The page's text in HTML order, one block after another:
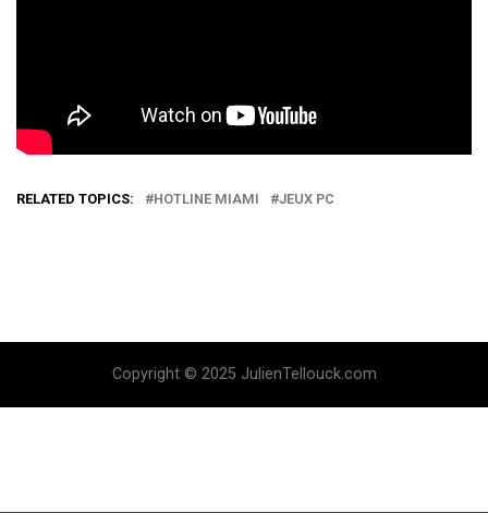
RELATED TOPICS: HOTLINE MIAMI JEUX PC
Copyright © 2025 JulienTellouck.com